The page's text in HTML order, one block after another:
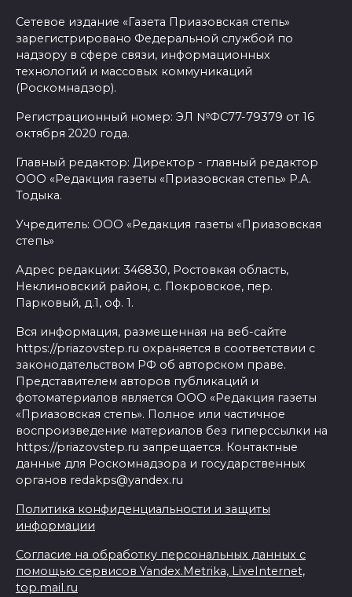
Сетевое издание «Газета Приазовская степь»
зарегистрировано Федеральной службой по
надзору в сфере связи, информационных
технологий и массовых коммуникаций
(Роскомнадзор).
Регистрационный номер: ЭЛ №ФС77-79379 от 16
октября 2020 года.
Главный редактор: Директор - главный редактор
ООО «Редакция газеты «Приазовская степь» Р.А.
Тодыка.
Учредитель: ООО «Редакция газеты «Приазовская
степь»
Адрес редакции: 346830, Ростовкая область,
Неклиновский район, с. Покровское, пер.
Парковый, д.1, оф. 1.
Вся информация, размещенная на веб-сайте
https://priazovstep.ru охраняется в соответствии с
законодательством РФ об авторском праве.
Представителем авторов публикаций и
фотоматериалов является ООО «Редакция газеты
«Приазовская степь». Полное или частичное
воспроизведение материалов без гиперссылки на
https://priazovstep.ru запрещается. Контактные
данные для Роскомнадзора и государственных
органов redakps@yandex.ru
Политика конфиденциальности и защиты
информации
Согласие на обработку персональных данных с
помощью сервисов Yandex.Metrika, LiveInternet,
top.mail.ru